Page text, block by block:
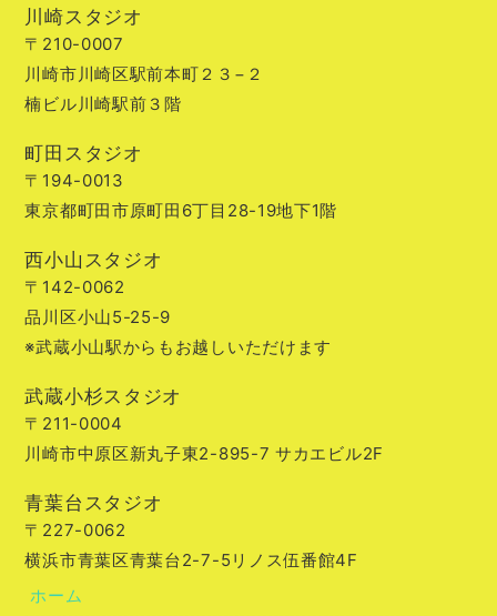
川崎スタジオ
〒210-0007
川崎市川崎区駅前本町２３−２
楠ビル川崎駅前３階
町田スタジオ
〒194-0013
東京都町田市原町田6丁目28-19地下1階
西小山スタジオ
〒142-0062
品川区小山5-25-9
※武蔵小山駅からもお越しいただけます
武蔵小杉スタジオ
〒211-0004
川崎市中原区新丸子東2-895-7 サカエビル2F
青葉台スタジオ
〒227-0062
横浜市青葉区青葉台2-7-5リノス伍番館4F
ホーム